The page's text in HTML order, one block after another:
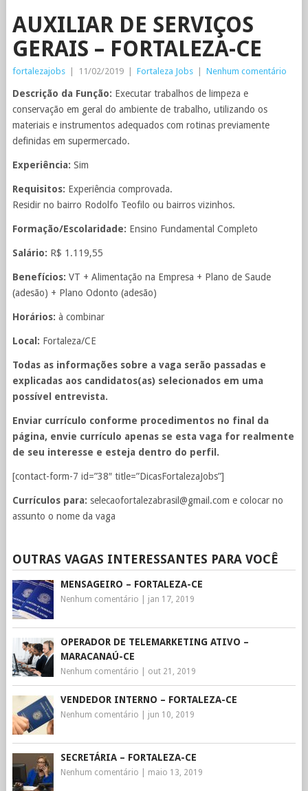
AUXILIAR DE SERVIÇOS
GERAIS – FORTALEZA-CE
fortalezajobs 11/02/2019 Fortaleza Jobs Nenhum comentário
Descrição da Função: Executar trabalhos de limpeza e
conservação em geral do ambiente de trabalho, utilizando os
materiais e instrumentos adequados com rotinas previamente
definidas em supermercado.
Experiência: Sim
Requisitos: Experiência comprovada.
Residir no bairro Rodolfo Teofilo ou bairros vizinhos.
Formação/Escolaridade: Ensino Fundamental Completo
Salário: R$ 1.119,55
Benefícios: VT + Alimentação na Empresa + Plano de Saude
(adesão) + Plano Odonto (adesão)
Horários: à combinar
Local: Fortaleza/CE
Todas as informações sobre a vaga serão passadas e
explicadas aos candidatos(as) selecionados em uma
possível entrevista.
Enviar currículo conforme procedimentos no final da
página, envie currículo apenas se esta vaga for realmente
de seu interesse e esteja dentro do perfil.
[contact-form-7 id=”38″ title=”DicasFortalezaJobs”]
Currículos para: selecaofortalezabrasil@gmail.com e colocar no
assunto o nome da vaga
OUTRAS VAGAS INTERESSANTES PARA VOCÊ
MENSAGEIRO – FORTALEZA-CE
Nenhum comentário jan 17, 2019
OPERADOR DE TELEMARKETING ATIVO –
MARACANAÚ-CE
Nenhum comentário out 21, 2019
VENDEDOR INTERNO – FORTALEZA-CE
Nenhum comentário jun 10, 2019
SECRETÁRIA – FORTALEZA-CE
Nenhum comentário maio 13, 2019